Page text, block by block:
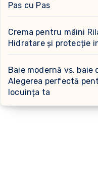
Pas cu Pas
Crema pentru mâini
Hidratare și protecție
Baie modernă vs. baie
Alegerea perfectă
locuința ta